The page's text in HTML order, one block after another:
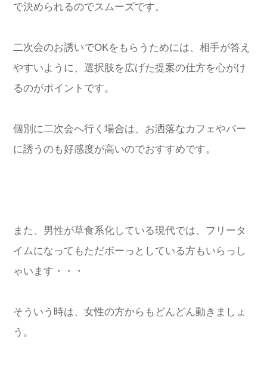
で決められるのでスムーズです。
二次会のお誘いでOKをもらうためには、相手が答え
やすいように、選択肢を広げた提案の仕方を心がけ
るのがポイントです。
個別に二次会へ行く場合は、お洒落なカフェやバー
に誘うのも好感度が高いのでおすすめです。
また、男性が草食系化している現代では、フリータ
イムになってもただボーっとしている方もいらっし
ゃいます・・・
そういう時は、女性の方からもどんどん動きましょ
う。